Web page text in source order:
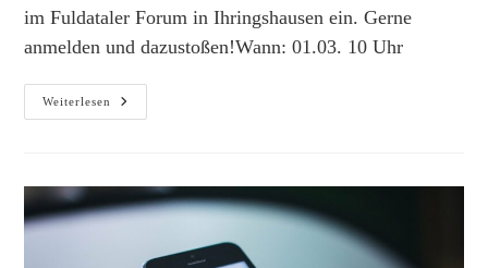
im Fuldataler Forum in Ihringshausen ein. Gerne
anmelden und dazustoßen!Wann: 01.03. 10 Uhr
Weiterlesen
Frauenfrühstück
–